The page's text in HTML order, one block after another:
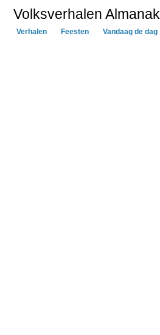
Volksverhalen Almanak
Verhalen Feesten Vandaag de dag